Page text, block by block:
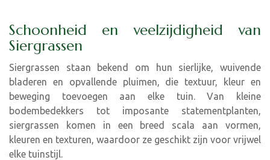
Schoonheid en veelzijdigheid van
Siergrassen
Siergrassen staan bekend om hun sierlijke, wuivende
bladeren en opvallende pluimen, die textuur, kleur en
beweging toevoegen aan elke tuin. Van kleine
bodembedekkers tot imposante statementplanten,
siergrassen komen in een breed scala aan vormen,
kleuren en texturen, waardoor ze geschikt zijn voor vrijwel
elke tuinstijl.